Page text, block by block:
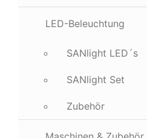
LED-Beleuchtung
SANlight LED´s
SANlight Set
Zubehör